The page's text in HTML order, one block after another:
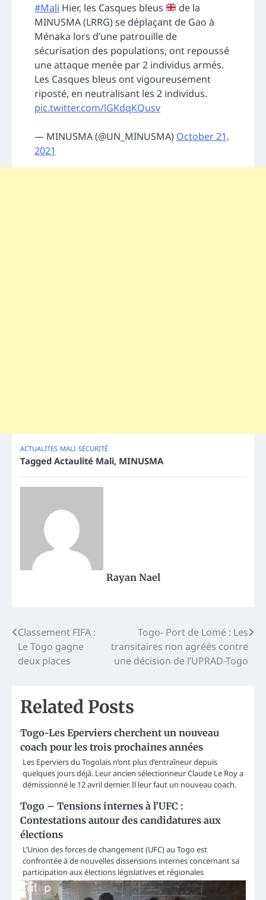
#Mali Hier, les Casques bleus
de la
MINUSMA (LRRG) se déplaçant de Gao à
Ménaka lors d’une patrouille de
sécurisation des populations, ont repoussé
une attaque menée par 2 individus armés.
Les Casques bleus ont vigoureusement
riposté, en neutralisant les 2 individus.
pic.twitter.com/lGKdqKQusv
— MINUSMA (@UN_MINUSMA) October 21,
2021
ACTUALITES MALI SÉCURITÉ
Tagged Actaulité Mali, MINUSMA
Rayan Nael
Post
navigation
Classement FIFA :
Le Togo gagne
deux places
Togo- Port de Lomé : Les
transitaires non agréés contre
une décision de l’UPRAD-Togo
Related Posts
Togo-Les Eperviers cherchent un nouveau
coach pour les trois prochaines années
Les Eperviers du Togolais n’ont plus d’entraîneur depuis
quelques jours déjà. Leur ancien sélectionneur Claude Le Roy a
démissionné le 12 avril dernier. Il leur faut un nouveau coach.
Togo – Tensions internes à l’UFC :
Contestations autour des candidatures aux
élections
L’Union des forces de changement (UFC) au Togo est
confrontée à de nouvelles dissensions internes concernant sa
participation aux élections législatives et régionales